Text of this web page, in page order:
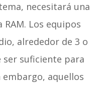
necesitará una
Los equipos
alrededor de 3 o
ser suficiente para
embargo, aquellos